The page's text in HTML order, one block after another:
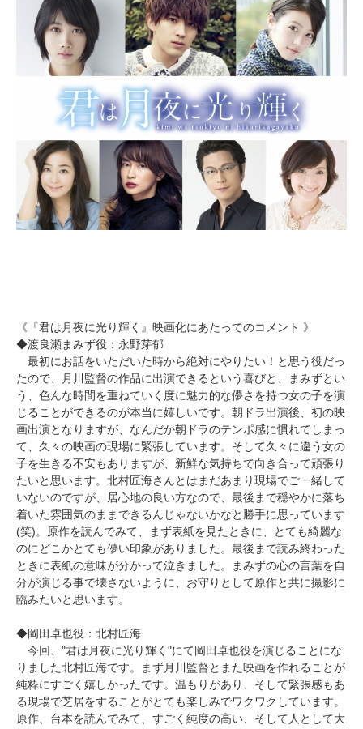
《『君は月夜に光り輝く』映画化にあたってのコメント 》
◆渡良瀬まみず役：永野芽郁
最初にお話をいただいた時から絶対にやりたい！と思う役だっ
たので、月川監督の作品に出演できるという喜びと、まみずとい
う、色んな時間を重ねていく度に魅力的な儚さを持つ女の子を演
じることができるのが本当に嬉しいです。朝ドラ出演後、初の映
画出演となりますが、なんだか朝ドラのテンポ感に慣れてしまっ
て、久々の映画の現場に緊張しています。そして久々に違う女の
子を生きる不安もありますが、新鮮な気持ちで向き合って頑張り
たいと思います。北村匠海さんとはまだあまり現場でご一緒して
いないのですが、居心地の良い方なので、最後まで穏やかに落ち
着いた雰囲気のままできるんじゃないかなと勝手に思っています
(笑)。原作を読んでみて、まず表紙を見たときに、とても綺麗な
のにどこかとても儚い印象がありました。最後まで読み終わった
ときに表紙の意味が分かって泣きました。まみずの心の言葉を自
分が演じる事で壊さないように、お守りとして原作と共に撮影に
臨みたいと思います。
◆岡田卓也役：北村匠海
今回、"君は月夜に光り輝く"にて岡田卓也役を演じることにな
りました北村匠海です。まず月川監督とまた映画を作れることが
純粋にすごく嬉しかったです。温もりがあり、そして緊張感もあ
る現場で芝居をすることがとても楽しみでワクワクしています。
原作、台本を読んでみて、すごく純度の高い、そして人として大